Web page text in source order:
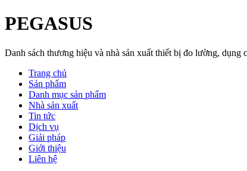
PEGASUS
Danh sách thương hiệu và nhà sản xuất thiết bị đo lường,
Trang chủ
Sản phẩm
Danh mục sản phẩm
Nhà sản xuất
Tin tức
Dịch vụ
Giải pháp
Giới thiệu
Liên hệ